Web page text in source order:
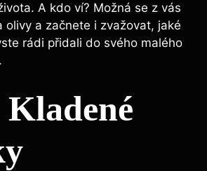
A kdo ví? Možná se z vás
olivy a začnete i zvažovat, jaké
rádi přidali do svého malého
Kladené